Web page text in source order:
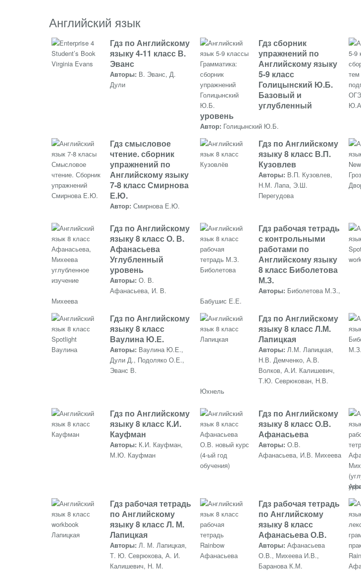
Английский язык
Гдз по Английскому
языку 4-11 класс В.
Эванс
Авторы: В. Эванс, Д.
Дули
Гдз сборник
упражнений по
Английскому языку
5-9 класс
Голицынский Ю.Б.
Базовый и
углубленный
уровень
Автор: Голицынский Ю.Б.
Гдз смысловое
чтение. сборник
упражнений по
Английскому языку
7-8 класс Смирнова
Е.Ю.
Автор: Смирнова Е.Ю.
Гдз по Английскому
языку 8 класс В.П.
Кузовлев
Авторы: В.П. Кузовлев,
Н.М. Лапа, Э.Ш.
Перегудова
Гдз по Английскому
языку 8 класс О. В.
Афанасьева
Углубленный
уровень
Авторы: О. В.
Афанасьева, И. В.
Михеева
Гдз рабочая тетрадь
с контрольными
работами по
Английскому языку
8 класс Биболетова
М.З.
Авторы: Биболетова М.З.,
Бабушис Е.Е.
Гдз по Английскому
языку 8 класс
Ваулина Ю.Е.
Авторы: Ваулина Ю.Е.,
Дули Д., Подоляко О.Е.,
Эванс В.
Гдз по Английскому
языку 8 класс Л.М.
Лапицкая
Авторы:Л.М. Лапицкая,
Н.В. Демченко, А.В.
Волков, А.И. Калишевич,
Т.Ю. Севрюкован, Н.В.
Юхнель
Гдз по Английскому
языку 8 класс К.И.
Кауфман
Авторы: К.И. Кауфман,
М.Ю. Кауфман
Гдз по Английскому
языку 8 класс О.В.
Афанасьева
Авторы:О.В.
Афанасьева, И.В. Михеева
Гдз рабочая тетрадь
по Английскому
языку 8 класс Л. М.
Лапицкая
Авторы: Л. М. Лапицкая,
Т. Ю. Севрюкова, А. И.
Калишевич, Н. М.
Гдз рабочая тетрадь
по Английскому
языку 8 класс
Афанасьева О.В.
Авторы:Афанасьева
О.В., Михеева И.В.,
Баранова К.М.